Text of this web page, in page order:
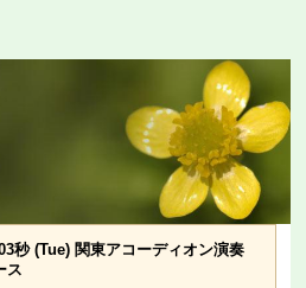
秒 (Tue) 関東アコーディオン演奏
ス